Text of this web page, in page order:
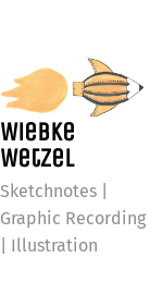
Wiebke
Wetzel
Sketchnotes |
Graphic Recording
| Illustration